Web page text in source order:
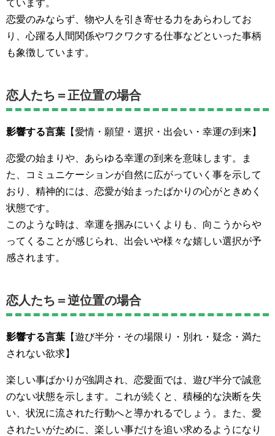
ています。
恋愛のみならず、物や人を引き寄せる力をあらわしてお
り、心躍る人間関係やワクワクする仕事などといった事柄
も象徴しています。
恋人たち＝正位置の場合
影響する言葉 【愛情・願望・選択・出会い・幸運の到来】
恋愛の始まりや、あらゆる幸運の到来を意味します。ま
た、コミュニケーションが自然に広がっていく事を示して
おり、精神的には、恋愛が始まったばかりの心がときめく
状態です。
このような時は、幸運を掴みにいくよりも、向こうからや
ってくることが感じられ、出会いや様々な嬉しい選択が予
感されます。
恋人たち＝逆位置の場合
影響する言葉 【遊び半分・その場限り・別れ・疑念・満た
されない欲求】
楽しい事ばかりが強調され、恋愛面では、遊び半分で誠意
のない状態を示します。これが続くと、積極的な決断を失
い、状況に流された行動へと導かれるでしょう。また、愛
されたいがために、楽しい事だけを追い求めるようになり